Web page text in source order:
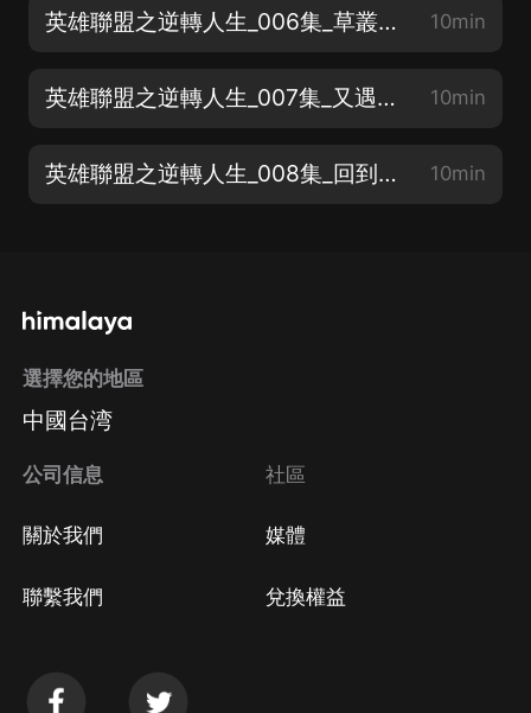
英雄聯盟之逆轉人生_006集_草叢原子彈 10min
英雄聯盟之逆轉人生_007集_又遇電競部女神 10min
英雄聯盟之逆轉人生_008集_回到擼啊擼的懷抱 10min
選擇您的地區
中國台湾
公司信息
關於我們
聯繫我們
社區
媒體
兌換權益